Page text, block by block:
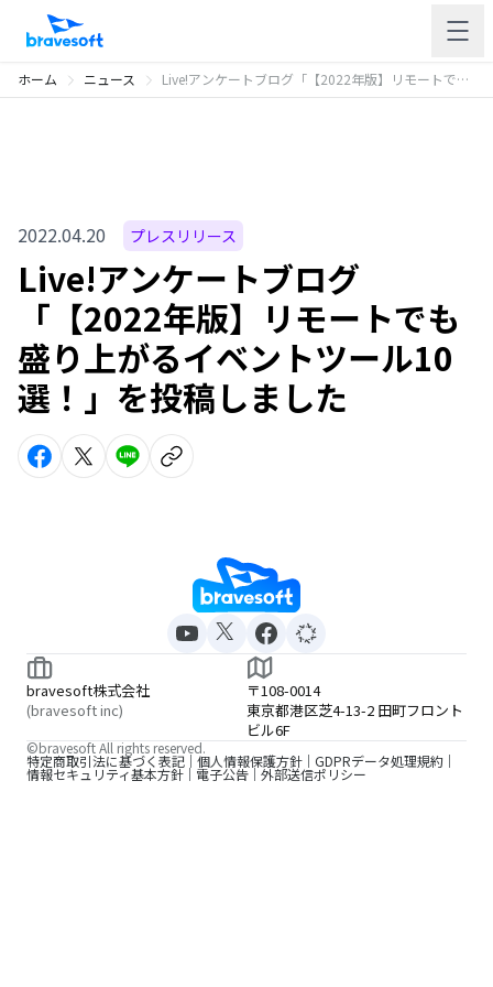
ホーム ニュース Live!アンケートブログ「【2022年版】リモートでも盛り上がるイベントツール10選！」を投稿しました
2022.04.20 プレスリリース
Live!アンケートブログ
「【2022年版】リモートでも
盛り上がるイベントツール10
選！」を投稿しました
bravesoft株式会社
(bravesoft inc)
〒108-0014
東京都港区芝4-13-2 田町フロント
ビル6F
特定商取引法に基づく表記 個人情報保護方針 GDPRデータ処理規約
情報セキュリティ基本方針 電子公告 外部送信ポリシー
©bravesoft All rights reserved.